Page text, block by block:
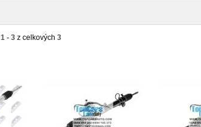
1 - 3 z celkových 3